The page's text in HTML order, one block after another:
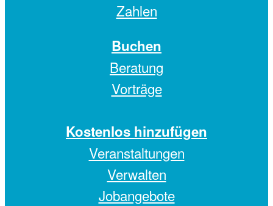
Zahlen
Buchen
Beratung
Vorträge
Kostenlos hinzufügen
Veranstaltungen
Verwalten
Jobangebote